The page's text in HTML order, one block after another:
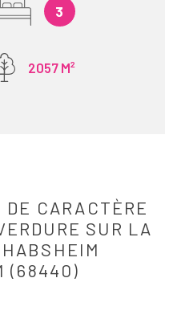
3
2057 M²
CARACTÈRE
SUR LA
(68440)